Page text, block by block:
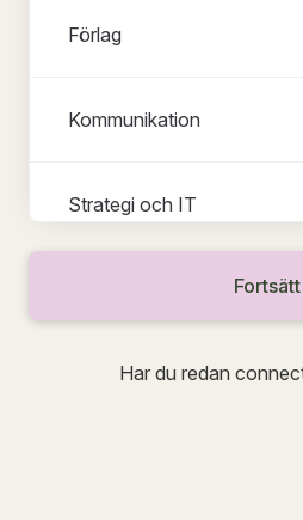
Förlag
Kommunikation
Strategi och IT
Fortsätt
Har du redan